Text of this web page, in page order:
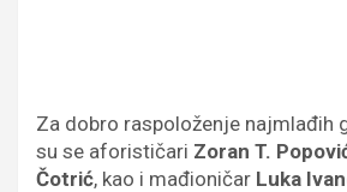
Za dobro raspoloženje najmlađih
su se aforističari Zoran T.
Čotrić, kao i mađioničar Luka